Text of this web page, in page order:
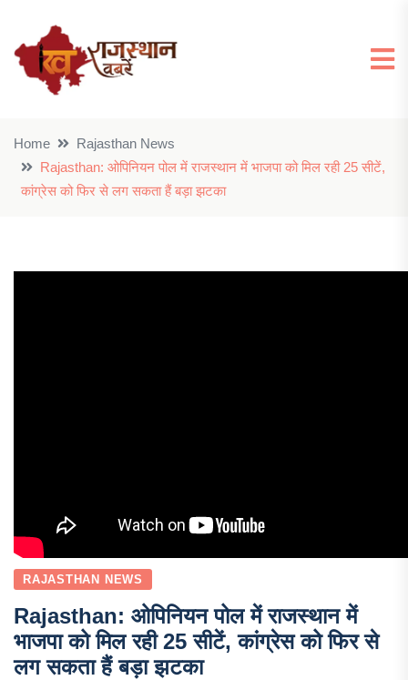
Home
Rajasthan News
Rajasthan: ओपिनियन पोल में राजस्थान में भाजपा को मिल रही 25 सीटें,
कांग्रेस को फिर से लग सकता हैं बड़ा झटका
RAJASTHAN NEWS
Rajasthan: ओपिनियन पोल में राजस्थान में
भाजपा को मिल रही 25 सीटें, कांग्रेस को फिर से
लग सकता हैं बड़ा झटका